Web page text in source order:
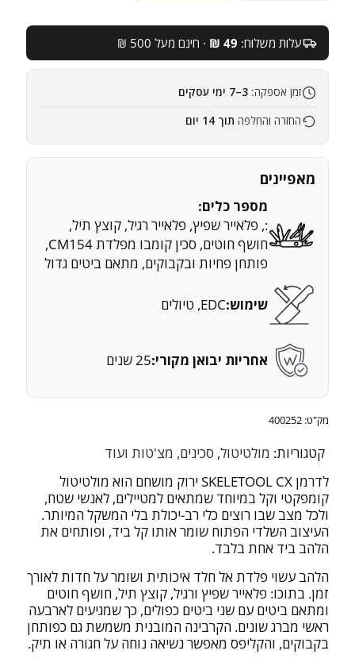
CX
ירוק
מושחם
עלות משלוח: 49 ₪ · חינם מעל 500 ₪
זמן אספקה: 3–7 ימי עסקים
החזרה והחלפה תוך 14 יום
מאפיינים
מספר כלים:
:, פלאייר שפיץ, פלאייר רגיל, קוצץ תיל,
חושף חוטים, סכין קומבו מפלדת CM154,
פותחן פחיות ובקבוקים, מתאם ביטים גדול
שימוש:EDC, טיולים
אחריות יבואן מקורי:25 שנים
מק"ט: 400252
קטגוריות: מולטיטול, סכינים, מצ'טות ועוד
לדרמן SKELETOOL CX ירוק מושחם הוא מולטיטול
קומפקטי וקל במיוחד שמתאים למטיילים, לאנשי שטח,
ולכל מצב שבו רוצים כלי רב-יכולת בלי המשקל המיותר.
העיצוב השלדי הפתוח שומר אותו קל ביד, ופותחים את
הלהב ביד אחת בלבד.
הלהב עשוי פלדת אל חלד איכותית ושומר על חדות לאורך
זמן. בתוכו: פלאייר שפיץ ורגיל, קוצץ תיל, חושף חוטים
ומתאם ביטים עם שני ביטים כפולים, כך שמגיעים לארבעה
ראשי מברג שונים. הקרבינה המובנית משמשת גם כפותחן
בקבוקים, והקליפס מאפשר נשיאה נוחה על חגורה או תיק.